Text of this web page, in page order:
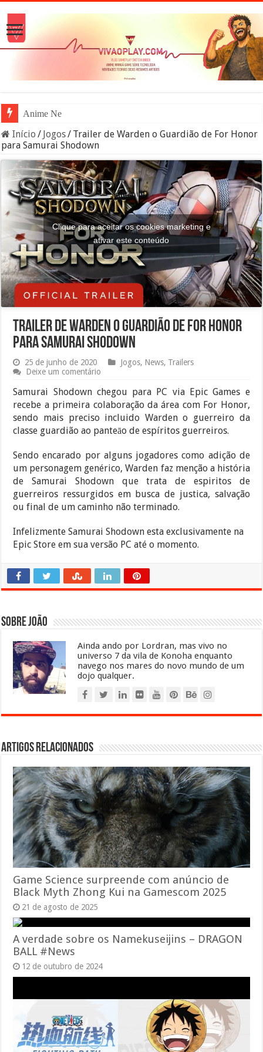
Anime News – 06/05/20
Início / Jogos/ Trailer de Warden o Guardião de For Honor
para Samurai Shodown
Clique para aceitar os cookies marketing e
ativar este conteúdo
Trailer de Warden o Guardião de For Honor
para Samurai Shodown
25 de junho de 2020 Jogos, News, Trailers
Deixe um comentário
Samurai Shodown chegou para PC via Epic Games e
recebe a primeira colaboração da área com For Honor,
sendo mais preciso incluido Warden o guerreiro da
classe guardião ao panteāo de espíritos guerreiros.
Sendo encarado por alguns jogadores como adição de
um personagem genérico, Warden faz menção a história
de Samurai Shodown que trata de espiritos de
guerreiros ressurgidos em busca de justica, salvação
ou final de um caminho não terminado.
Infelizmente Samurai Shodown esta exclusivamente na
Epic Store em sua versão PC até o momento.
Sobre João
Ainda ando por Lordran, mas vivo no
universo 7 da vila de Konoha enquanto
navego nos mares do novo mundo de um
dojo qualquer.
Artigos relacionados
Game Science surpreende com anúncio de
Black Myth Zhong Kui na Gamescom 2025
21 de agosto de 2025
A verdade sobre os Namekuseijins – DRAGON
BALL #News
12 de outubro de 2024